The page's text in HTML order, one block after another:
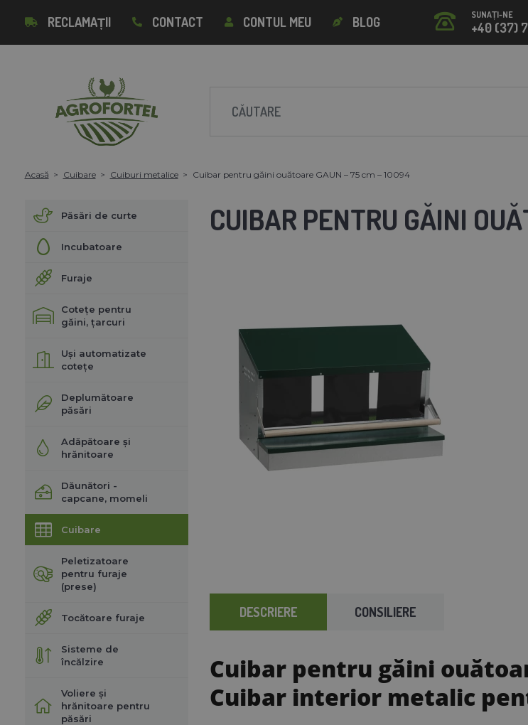
RECLAMAȚII CONTACT CONTUL MEU BLOG SUNAȚI-NE
+40 (37)
Acasă Cuibare Cuiburi metalice Cuibar pentru găini ouătoare GAUN – 75 cm – 10094
Păsări de curte
Incubatoare
Furaje
Cotețe pentru
găini, țarcuri
Uși automatizate
cotețe
Deplumătoare
păsări
Adăpătoare și
hrănitoare
Dăunători -
capcane, momeli
Cuibare
Peletizatoare
pentru furaje
(prese)
Tocătoare furaje
Sisteme de
încălzire
Voliere și
hrănitoare pentru
păsări
CUIBAR PENTRU GĂINI
DESCRIERE CONSILIERE
Cuibar pentru găini
Cuibar interior metalic